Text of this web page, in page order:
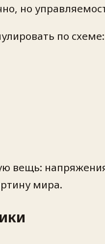
но
по схеме:
вещь:
мира.